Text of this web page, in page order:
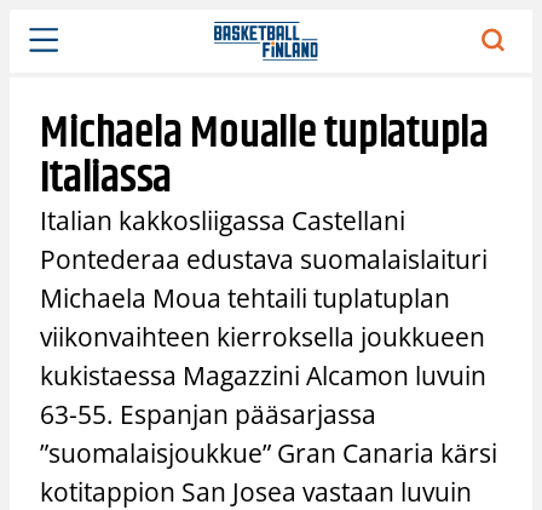
Siirry
sisältöön
Michaela Moualle tuplatupla
Italiassa
Italian kakkosliigassa Castellani
Pontederaa edustava suomalaislaituri
Michaela Moua tehtaili tuplatuplan
viikonvaihteen kierroksella joukkueen
kukistaessa Magazzini Alcamon luvuin
63-55. Espanjan pääsarjassa
”suomalaisjoukkue” Gran Canaria kärsi
kotitappion San Josea vastaan luvuin